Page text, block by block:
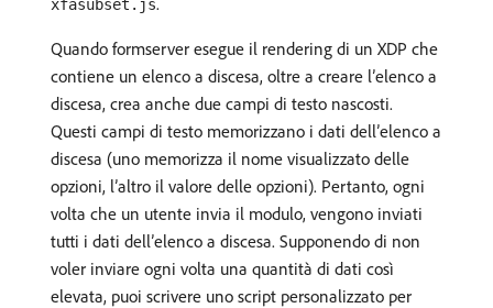
xfasubset.js
Quando formserver esegue il rendering di un XDP che
contiene un elenco a discesa, oltre a creare l’elenco a
discesa, crea anche due campi di testo nascosti.
Questi campi di testo memorizzano i dati dell’elenco a
discesa (uno memorizza il nome visualizzato delle
opzioni, l’altro il valore delle opzioni). Pertanto, ogni
volta che un utente invia il modulo, vengono inviati
tutti i dati dell’elenco a discesa. Supponendo di non
voler inviare ogni volta una quantità di dati così
elevata, puoi scrivere uno script personalizzato per